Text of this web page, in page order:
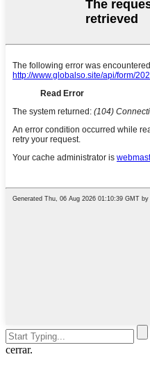
cerrar.